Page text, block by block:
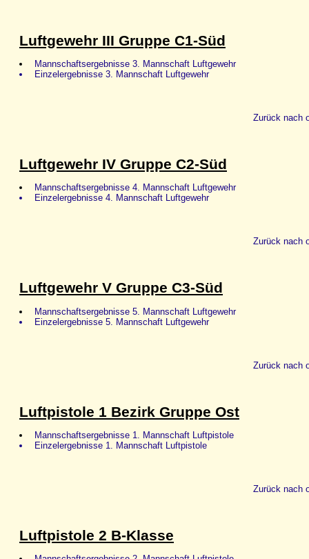
Luftgewehr III Gruppe C1-Süd
Mannschaftsergebnisse 3. Mannschaft Luftgewehr
Einzelergebnisse 3. Mannschaft Luftgewehr
Zurück nach
Luftgewehr IV Gruppe C2-Süd
Mannschaftsergebnisse 4. Mannschaft Luftgewehr
Einzelergebnisse 4. Mannschaft Luftgewehr
Zurück nach
Luftgewehr V Gruppe C3-Süd
Mannschaftsergebnisse 5. Mannschaft Luftgewehr
Einzelergebnisse 5. Mannschaft Luftgewehr
Zurück nach
Luftpistole 1 Bezirk Gruppe Ost
Mannschaftsergebnisse 1. Mannschaft Luftpistole
Einzelergebnisse 1. Mannschaft Luftpistole
Zurück nach
Luftpistole 2 B-Klasse